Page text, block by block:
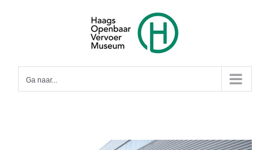
Ga naar...